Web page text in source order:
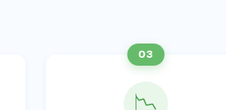
📉